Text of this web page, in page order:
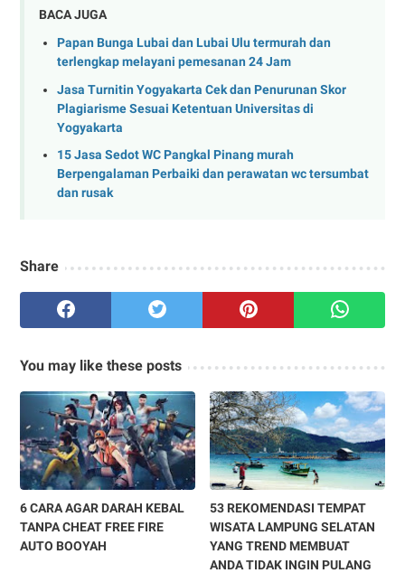
BACA JUGA
Papan Bunga Lubai dan Lubai Ulu termurah dan
terlengkap melayani pemesanan 24 Jam
Jasa Turnitin Yogyakarta Cek dan Penurunan Skor
Plagiarisme Sesuai Ketentuan Universitas di
Yogyakarta
15 Jasa Sedot WC Pangkal Pinang murah
Berpengalaman Perbaiki dan perawatan wc tersumbat
dan rusak
Share
You may like these posts
6 CARA AGAR DARAH KEBAL
TANPA CHEAT FREE FIRE
AUTO BOOYAH
53 REKOMENDASI TEMPAT
WISATA LAMPUNG SELATAN
YANG TREND MEMBUAT
ANDA TIDAK INGIN PULANG